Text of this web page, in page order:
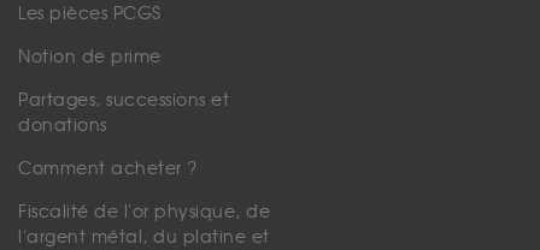
Les pièces PCGS
Notion de prime
Partages, successions et
donations
Comment acheter ?
Fiscalité de l'or physique, de
l'argent métal, du platine et